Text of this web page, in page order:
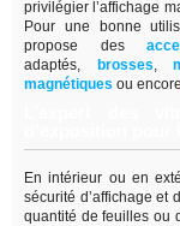
privilégier l’affichage
Pour une bonne
propose des
adaptés,
brosses,
magnétiques ou encore
En intérieur ou en
sécurité d’affichage et
quantité de feuilles ou